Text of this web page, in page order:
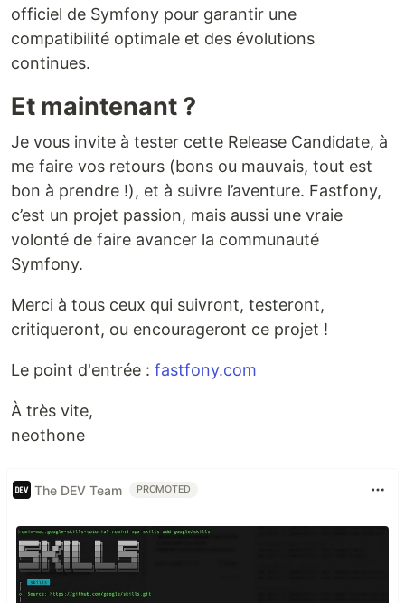
officiel de Symfony pour garantir une
compatibilité optimale et des évolutions
continues.
Et maintenant ?
Je vous invite à tester cette Release Candidate, à
me faire vos retours (bons ou mauvais, tout est
bon à prendre !), et à suivre l’aventure. Fastfony,
c’est un projet passion, mais aussi une vraie
volonté de faire avancer la communauté
Symfony.
Merci à tous ceux qui suivront, testeront,
critiqueront, ou encourageront ce projet !
Le point d'entrée : fastfony.com
À très vite,
neothone
The DEV Team PROMOTED